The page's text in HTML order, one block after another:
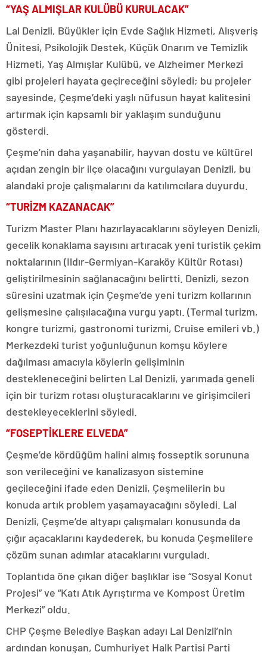
“YAŞ ALMIŞLAR KULÜBÜ KURULACAK”
Lal Denizli, Büyükler için Evde Sağlık Hizmeti, Alışveriş
Ünitesi, Psikolojik Destek, Küçük Onarım ve Temizlik
Hizmeti, Yaş Almışlar Kulübü, ve Alzheimer Merkezi
gibi projeleri hayata geçireceğini söyledi; bu projeler
sayesinde, Çeşme’deki yaşlı nüfusun hayat kalitesini
artırmak için kapsamlı bir yaklaşım sunduğunu
gösterdi.
Çeşme’nin daha yaşanabilir, hayvan dostu ve kültürel
açıdan zengin bir ilçe olacağını vurgulayan Denizli, bu
alandaki proje çalışmalarını da katılımcılara duyurdu.
“TURİZM KAZANACAK”
Turizm Master Planı hazırlayacaklarını söyleyen Denizli,
gecelik konaklama sayısını artıracak yeni turistik çekim
noktalarının (Ildır-Germiyan-Karaköy Kültür Rotası)
geliştirilmesinin sağlanacağını belirtti. Denizli, sezon
süresini uzatmak için Çeşme’de yeni turizm kollarının
gelişmesine çalışılacağına vurgu yaptı. (Termal turizm,
kongre turizmi, gastronomi turizmi, Cruise emileri vb.)
Merkezdeki turist yoğunluğunun komşu köylere
dağılması amacıyla köylerin gelişiminin
destekleneceğini belirten Lal Denizli, yarımada geneli
için bir turizm rotası oluşturacaklarını ve girişimcileri
destekleyeceklerini söyledi.
“FOSEPTİKLERE ELVEDA”
Çeşme’de kördüğüm halini almış fosseptik sorununa
son verileceğini ve kanalizasyon sistemine
geçileceğini ifade eden Denizli, Çeşmelilerin bu
konuda artık problem yaşamayacağını söyledi. Lal
Denizli, Çeşme’de altyapı çalışmaları konusunda da
çığır açacaklarını kaydederek, bu konuda Çeşmelilere
çözüm sunan adımlar atacaklarını vurguladı.
Toplantıda öne çıkan diğer başlıklar ise “Sosyal Konut
Projesi” ve “Katı Atık Ayrıştırma ve Kompost Üretim
Merkezi” oldu.
CHP Çeşme Belediye Başkan adayı Lal Denizli’nin
ardından konuşan, Cumhuriyet Halk Partisi Parti